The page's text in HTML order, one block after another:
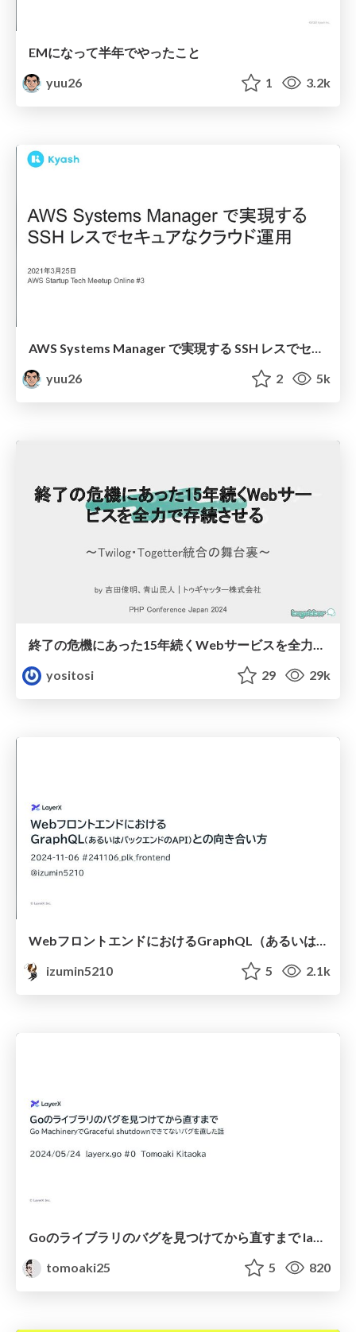
EMになって半年でやったこと
yuu26
1 3.2k
AWS Systems Manager で実現する SSH レスでセキュアなクラウド運用
yuu26
2 5k
終了の危機にあった15年続くWebサービスを全力で存続させる - phpcon2024
yositosi
29 29k
WebフロントエンドにおけるGraphQL（あるいはバックエンドのAPI）との向き合い方 / #241106_plk_frontend
izumin5210
5 2.1k
tomoaki25
5 820